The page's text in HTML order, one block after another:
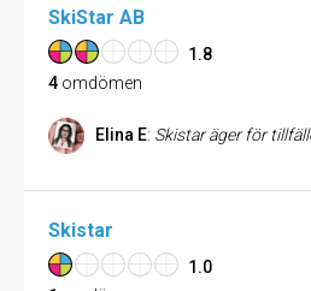
SkiStar AB
1.8
4 omdömen
Elina E: Skistar äger för tillfället alla de skidanläggningar som finns i Sälen och Kläppen samt ett antal skidanläggningar till. Jag har alltid upplevt att Skistar är ett proffesionellt företag
Skistar
1.0